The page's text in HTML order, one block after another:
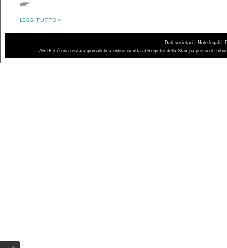
LEGGI TUTTO >
Dati societari | Note legali |
ARTE.it è una testata giornalistica online iscritta al Registro della Stampa presso il